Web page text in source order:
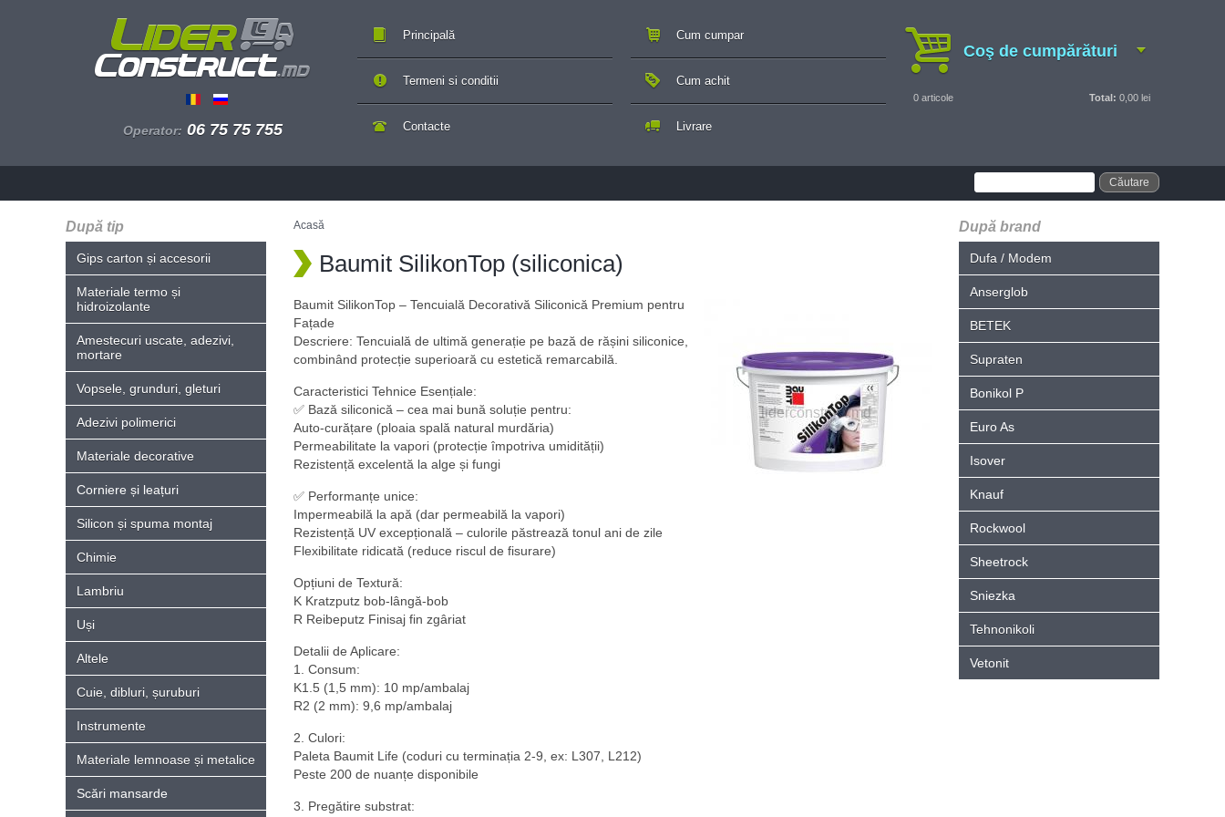
Operator: 06 75 75 755
Principală
Contacte
Cum cumpar
Cum achit
Livrare
Termeni si conditii
Coş de cumpărături
0 articole Total: 0,00 lei
După tip
Gips carton și accesorii
Materiale termo și
hidroizolante
Amestecuri uscate, adezivi,
mortare
Vopsele, grunduri, gleturi
Adezivi polimerici
Materiale decorative
Corniere și leațuri
Silicon și spuma montaj
Chimie
Lambriu
Uși
Altele
Cuie, dibluri, șuruburi
Instrumente
Materiale lemnoase și metalice
Scări mansarde
Acasă
Baumit SilikonTop (siliconica)
Baumit SilikonTop – Tencuială Decorativă Siliconică Premium pentru
Fațade
Descriere: Tencuială de ultimă generație pe bază de rășini siliconice,
combinând protecție superioară cu estetică remarcabilă.
Caracteristici Tehnice Esențiale:
✅ Bază siliconică – cea mai bună soluție pentru:
Auto-curățare (ploaia spală natural murdăria)
Permeabilitate la vapori (protecție împotriva umidității)
Rezistență excelentă la alge și fungi
✅ Performanțe unice:
Impermeabilă la apă (dar permeabilă la vapori)
Rezistență UV excepțională – culorile păstrează tonul ani de zile
Flexibilitate ridicată (reduce riscul de fisurare)
Opțiuni de Textură:
K Kratzputz bob-lângă-bob
R Reibeputz Finisaj fin zgâriat
Detalii de Aplicare:
1. Consum:
K1.5 (1,5 mm): 10 mp/ambalaj
R2 (2 mm): 9,6 mp/ambalaj
2. Culori:
Paleta Baumit Life (coduri cu terminația 2-9, ex: L307, L212)
Peste 200 de nuanțe disponibile
3. Pregătire substrat:
După brand
Dufa / Modem
Anserglob
BETEK
Supraten
Bonikol P
Euro As
Isover
Knauf
Rockwool
Sheetrock
Sniezka
Tehnonikoli
Vetonit